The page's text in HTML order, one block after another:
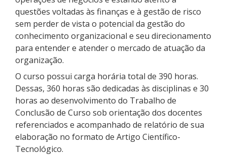
questões voltadas às finanças e à gestão de risco
sem perder de vista o potencial da gestão do
conhecimento organizacional e seu direcionamento
para entender e atender o mercado de atuação da
organização.
O curso possui carga horária total de 390 horas.
Dessas, 360 horas são dedicadas às disciplinas e 30
horas ao desenvolvimento do Trabalho de
Conclusão de Curso sob orientação dos docentes
referenciados e acompanhado de relatório de sua
elaboração no formato de Artigo Científico-
Tecnológico.